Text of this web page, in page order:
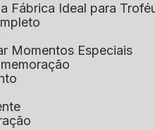
a Fábrica Ideal para
Momentos Especiais